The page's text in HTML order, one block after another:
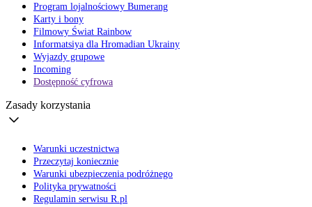
Program lojalnościowy Bumerang
Karty i bony
Filmowy Świat Rainbow
Informatsiya dla Hromadian Ukrainy
Wyjazdy grupowe
Incoming
Dostępność cyfrowa
Zasady korzystania
Warunki uczestnictwa
Przeczytaj koniecznie
Warunki ubezpieczenia podróżnego
Polityka prywatności
Regulamin serwisu R.pl